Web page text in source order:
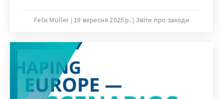
u.a. mit Prof. Dr. Mario Voigt, Ministerpräsident
Petra Bahr und Prof. Dr. Stathis Kalyvas.
Felix Müller 19 вересня 2025 р. Звіти про заходи